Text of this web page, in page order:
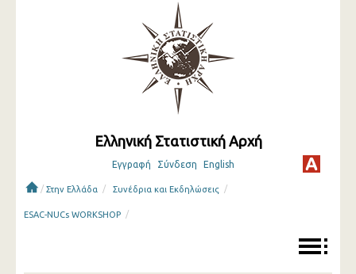
Ελληνική Στατιστική Αρχή
Εγγραφή Σύνδεση English
/ Στην Ελλάδα / Συνέδρια και Εκδηλώσεις /
ESAC-NUCs WORKSHOP /